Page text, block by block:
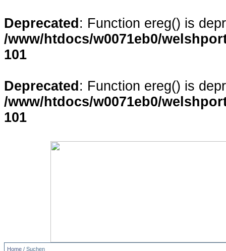
Deprecated : Function ereg() is
/www/htdocs/w0071eb0/
101
Deprecated : Function ereg() is
/www/htdocs/w0071eb0/
101
Home / Suchen